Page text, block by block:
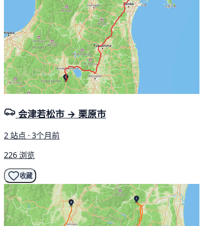
会津若松市 → 栗原市
2 站点 · 3个月前
226 浏览
收藏